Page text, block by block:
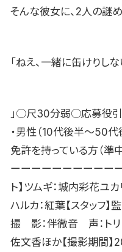
そんな彼女に、2人の謎
「ねえ、一緒に缶けりしな
」○尺30分弱○応募役引
・男性（10代後半〜50
免許を持っている方（準
ーーーーーーーーーー
ト】ツムギ：城内彩花ユ
ハルカ：紅葉【スタッフ
撮 影：伴徹音 声：ト
佐文香ほか【撮影期間